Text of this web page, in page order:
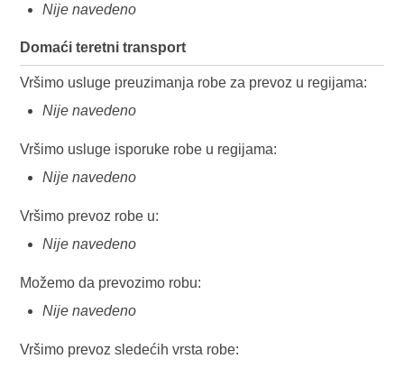
Nije navedeno
Domaći teretni transport
Vršimo usluge preuzimanja robe za prevoz u regijama:
Nije navedeno
Vršimo usluge isporuke robe u regijama:
Nije navedeno
Vršimo prevoz robe u:
Nije navedeno
Možemo da prevozimo robu:
Nije navedeno
Vršimo prevoz sledećih vrsta robe: